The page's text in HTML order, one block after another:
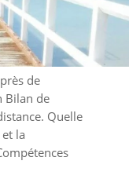
de
Bilan de
Quelle
la